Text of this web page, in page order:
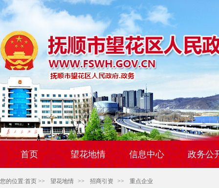
首页 望花地情 信息中心 政务公
您的位置:首页 >> 望花地情 >> 招商引资 >> 重点企业